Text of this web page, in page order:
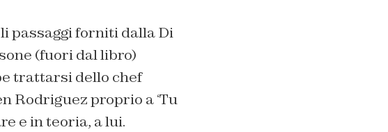
passaggi forniti dalla Di
(fuori dal libro)
trattarsi dello chef
Rodriguez proprio a ‘Tu
e in teoria, a lui.